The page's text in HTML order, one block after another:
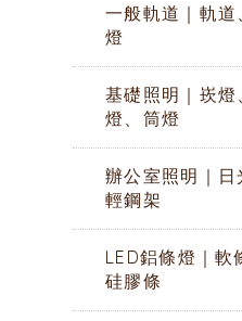
一般軌道｜軌道
燈
基礎照明｜崁燈
燈、筒燈
辦公室照明｜日
輕鋼架
LED鋁條燈｜軟
硅膠條